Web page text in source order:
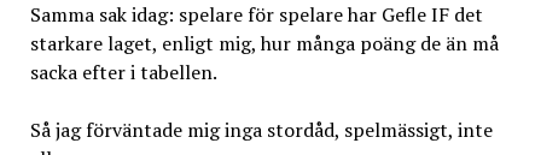
Samma sak idag: spelare för spelare har Gefle IF det
starkare laget, enligt mig, hur många poäng de än må
sacka efter i tabellen.
Så jag förväntade mig inga stordåd, spelmässigt, inte